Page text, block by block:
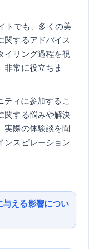
トでも、多くの美
関するアドバイス
イリング過程を視
常に役立ちま
ティに参加するこ
関する悩みや解決
実際の体験談を聞
ンスピレーション
える影響につい